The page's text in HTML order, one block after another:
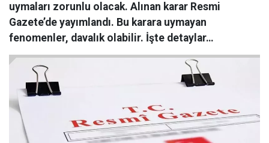
uymaları zorunlu olacak. Alınan karar Resmi
Gazete’de yayımlandı. Bu karara uymayan
fenomenler, davalık olabilir. İşte detaylar…